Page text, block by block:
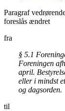
Paragraf
foreslås ændret
fra
§ 5.1
Foreningen
april.
eller i mindst
og dagsorden.
til